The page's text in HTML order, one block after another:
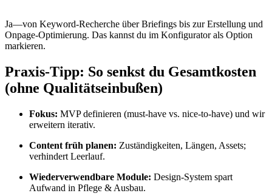
Ja—von Keyword-Recherche über Briefings bis zur Erstellung und
Onpage-Optimierung. Das kannst du im Konfigurator als Option
markieren.
Praxis-Tipp: So senkst du Gesamtkosten
(ohne Qualitätseinbußen)
Fokus: MVP definieren (must-have vs. nice-to-have) und wir
erweitern iterativ.
Content früh planen: Zuständigkeiten, Längen, Assets;
verhindert Leerlauf.
Wiederverwendbare Module: Design-System spart
Aufwand in Pflege & Ausbau.